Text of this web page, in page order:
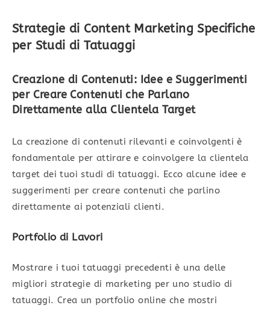
Strategie di Content Marketing Specifiche
per Studi di Tatuaggi
Creazione di Contenuti: Idee e Suggerimenti
per Creare Contenuti che Parlano
Direttamente alla Clientela Target
La creazione di contenuti rilevanti e coinvolgenti è
fondamentale per attirare e coinvolgere la clientela
target dei tuoi studi di tatuaggi. Ecco alcune idee e
suggerimenti per creare contenuti che parlino
direttamente ai potenziali clienti.
Portfolio di Lavori
Mostrare i tuoi tatuaggi precedenti è una delle
migliori strategie di marketing per uno studio di
tatuaggi. Crea un portfolio online che mostri